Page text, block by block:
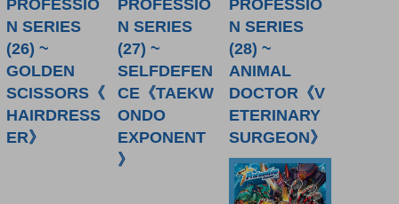
PROFESSIO
N SERIES
(26) ~
GOLDEN
SCISSORS《
HAIRDRESS
ER》
PROFESSIO
N SERIES
(27) ~
SELFDEFEN
CE《TAEKW
ONDO
EXPONENT
》
PROFESSIO
N SERIES
(28) ~
ANIMAL
DOCTOR《V
ETERINARY
SURGEON》